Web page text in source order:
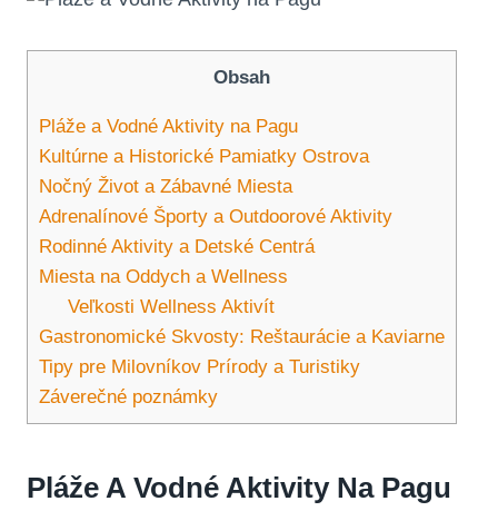
Obsah
Pláže a Vodné Aktivity na Pagu
Kultúrne a Historické Pamiatky Ostrova
Nočný Život a Zábavné Miesta
Adrenalínové Športy a Outdoorové Aktivity
Rodinné Aktivity a Detské Centrá
Miesta na Oddych a Wellness
Veľkosti Wellness Aktivít
Gastronomické Skvosty: Reštaurácie a Kaviarne
Tipy pre Milovníkov Prírody a Turistiky
Záverečné poznámky
Pláže A Vodné Aktivity Na Pagu